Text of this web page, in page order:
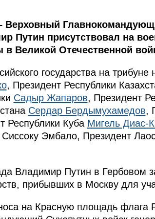
Верховный
Путин присутствовал на
Великой Отечественной
государства на
, Президент Республики
Садыр Жапаров, Президент
Сердар Бердымухамедов,
Республики Куба Мигель Диас-
Эмбало, Президент
Владимир Путин в Гербовом
прибывших в Москву для
на Красную площадь флага